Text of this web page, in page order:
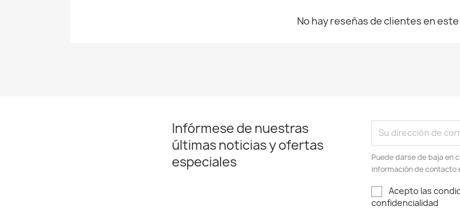
No hay reseñas de clientes en
Infórmese de nuestras
últimas noticias y ofertas
especiales
Puede darse de baja en
información de contacto
Acepto las
confidencialidad